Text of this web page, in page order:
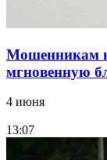
Мошенникам
мгновенную
4 июня
13:07